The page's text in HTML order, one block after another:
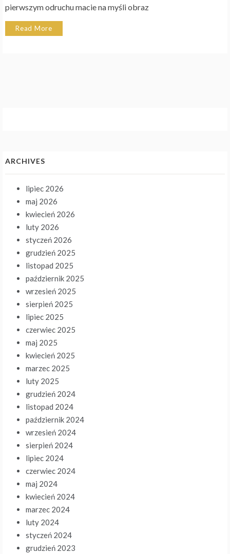
pierwszym odruchu macie na myśli obraz
Read More
ARCHIVES
lipiec 2026
maj 2026
kwiecień 2026
luty 2026
styczeń 2026
grudzień 2025
listopad 2025
październik 2025
wrzesień 2025
sierpień 2025
lipiec 2025
czerwiec 2025
maj 2025
kwiecień 2025
marzec 2025
luty 2025
grudzień 2024
listopad 2024
październik 2024
wrzesień 2024
sierpień 2024
lipiec 2024
czerwiec 2024
maj 2024
kwiecień 2024
marzec 2024
luty 2024
styczeń 2024
grudzień 2023